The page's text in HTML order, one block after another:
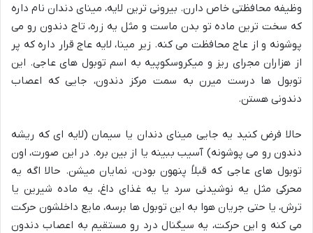
وظیفه محافظتی خاص دارن. بیرونی ترین لایه، مینای دندان نام داره
که سخت ترین ماده تو بدن ماست و مثل یه زره، تاج دندون رو می
پوشونه و از عاج محافظت می کنه. زیر مینا، لایه عاج قرار داره که پر
از هزاران مجرای ریز و میکروسکوپیه به اسم توبول های عاجی. این
توبول ها درست میرن به سمت مرکز دندون، جایی که اعصاب
دندونی هستن.
حالا فرض کنید یه جایی مینای دندان یا سیمان (لایه ای که ریشه
دندون رو می پوشونه) آسیب ببینه یا از بین بره. در این صورت، اون
توبول های عاجی که قبلاً پنهون بودن، نمایان میشن. حالا اگه یه
محرکی مثل یه نوشیدنی سرد یا یه غذای داغ، یه ماده شیرین یا
ترش، یا حتی جریان هوا به این توبول ها برسه، مایع داخلشون حرکت
می کنه و این حرکت، یه سیگنال درد رو مستقیم به اعصاب دندون